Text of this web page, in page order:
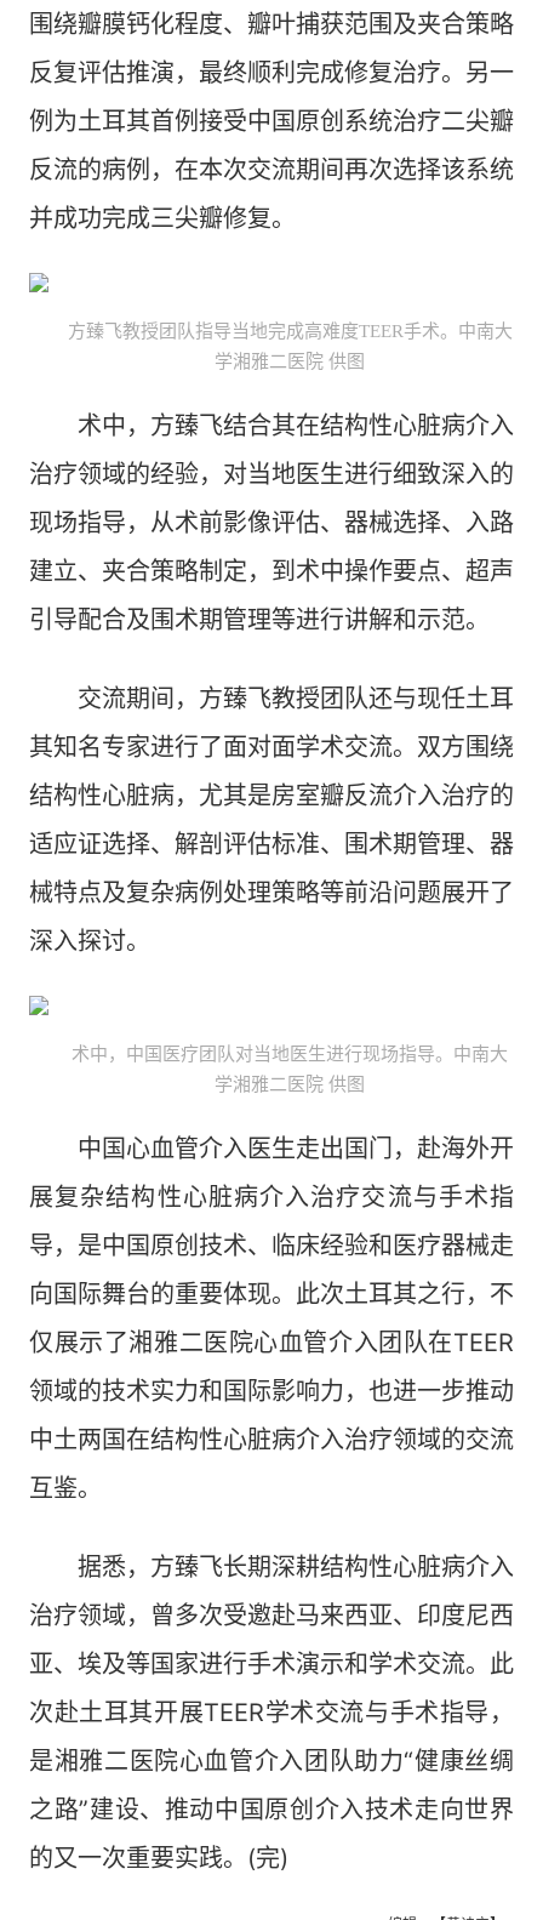
围绕瓣膜钙化程度、瓣叶捕获范围及夹合策略
反复评估推演，最终顺利完成修复治疗。另一
例为土耳其首例接受中国原创系统治疗二尖瓣
反流的病例，在本次交流期间再次选择该系统
并成功完成三尖瓣修复。
方臻飞教授团队指导当地完成高难度TEER手术。中南大
学湘雅二医院 供图
术中，方臻飞结合其在结构性心脏病介入
治疗领域的经验，对当地医生进行细致深入的
现场指导，从术前影像评估、器械选择、入路
建立、夹合策略制定，到术中操作要点、超声
引导配合及围术期管理等进行讲解和示范。
交流期间，方臻飞教授团队还与现任土耳
其知名专家进行了面对面学术交流。双方围绕
结构性心脏病，尤其是房室瓣反流介入治疗的
适应证选择、解剖评估标准、围术期管理、器
械特点及复杂病例处理策略等前沿问题展开了
深入探讨。
术中，中国医疗团队对当地医生进行现场指导。中南大
学湘雅二医院 供图
中国心血管介入医生走出国门，赴海外开
展复杂结构性心脏病介入治疗交流与手术指
导，是中国原创技术、临床经验和医疗器械走
向国际舞台的重要体现。此次土耳其之行，不
仅展示了湘雅二医院心血管介入团队在TEER
领域的技术实力和国际影响力，也进一步推动
中土两国在结构性心脏病介入治疗领域的交流
互鉴。
据悉，方臻飞长期深耕结构性心脏病介入
治疗领域，曾多次受邀赴马来西亚、印度尼西
亚、埃及等国家进行手术演示和学术交流。此
次赴土耳其开展TEER学术交流与手术指导，
是湘雅二医院心血管介入团队助力“健康丝绸
之路”建设、推动中国原创介入技术走向世界
的又一次重要实践。(完)